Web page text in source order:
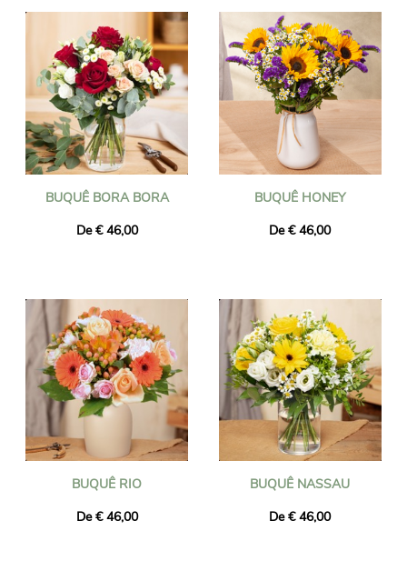
BUQUÊ BORA BORA
De € 46,00
BUQUÊ HONEY
De € 46,00
BUQUÊ RIO
De € 46,00
BUQUÊ NASSAU
De € 46,00